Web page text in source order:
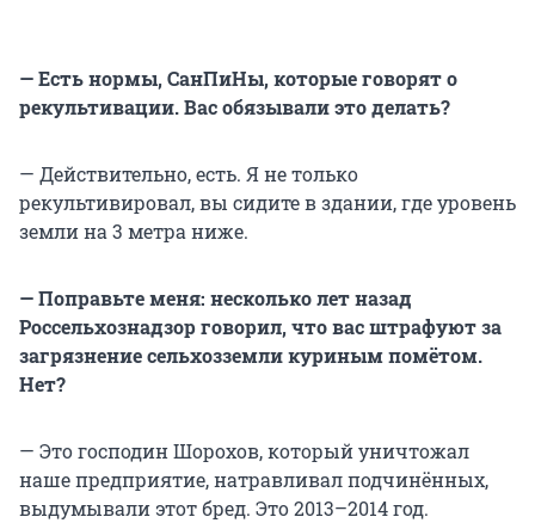
— Есть нормы, СанПиНы, которые говорят о
рекультивации. Вас обязывали это делать?
— Действительно, есть. Я не только
рекультивировал, вы сидите в здании, где уровень
земли на 3 метра ниже.
— Поправьте меня: несколько лет назад
Россельхознадзор говорил, что вас штрафуют за
загрязнение сельхозземли куриным помётом.
Нет?
— Это господин Шорохов, который уничтожал
наше предприятие, натравливал подчинённых,
выдумывали этот бред. Это 2013–2014 год.